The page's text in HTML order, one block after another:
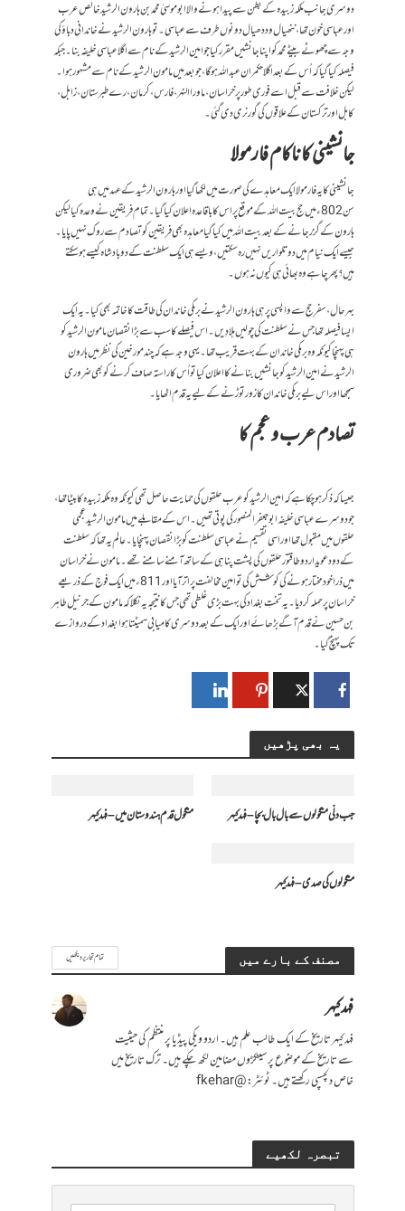
دوسری جانب ملکہ زبیدہ کے بطن سے پیدا ہونے والا ابو موسیٰ محمد بن ہارون الرشید خالص عرب
اور عباسی خون تھا، ننھیال و ددھیال دونوں طرف سے عباسی۔ تو ہارون الرشید نے خاندانی دباؤ کی
وجہ سے چھوٹے بیٹے محمد کو اپنا جانشیں مقرر کیا جو امین الرشید کے نام سے اگلا عباسی خلیفہ بنا۔ جبکہ
فیصلہ کیا گیا کہ اُس کے بعد اگلا حکمران عبد اللہ ہوگا، جو بعد میں مامون الرشید کے نام سے مشہور ہوا۔
لیکن خلافت سے قبل اسے فوری طور پر خراسان، ماورا النہر، فارس، کرمان، رے طبرستان، زابل،
کابل اور ترکستان کے علاقوں کی گورنری دی گئی۔
جانشینی کا ناکام فارمولا
جانشینی کا یہ فارمولا ایک معاہدے کی صورت میں لکھا گیا اور ہارون الرشید کے عہد میں ہی
سن 802ء میں حج بیت اللہ کے موقع پر اس کا باقاعدہ اعلان کیا گیا۔ تمام فریقین نے وعدہ کیا لیکن
ہارون کے گزر جانے کے بعد بیت اللہ میں کیا گیا معاہدہ بھی فریقین کو تصادم سے روک نہیں پایا۔
جیسے ایک نیام میں دو تلواریں نہیں رہ سکتیں، ویسے ہی ایک سلطنت کے دو بادشاہ کیسے ہو سکتے
ہیں؟ پھر چاہے وہ بھائی ہی کیوں نہ ہوں۔
بہرحال، سفرِ حج سے واپسی پر ہی ہارون الرشید نے برمکی خاندان کی طاقت کا خاتمہ بھی کیا۔ یہ ایک
ایسا فیصلہ تھا جس نے سلطنت کی چولیں ہلا دِیں۔ اس فیصلے کا سب سے بڑا نقصان مامون الرشید کو
ہی پہنچا کیونکہ وہ برمکی خاندان کے بہت قریب تھا۔ یہی وجہ ہے کہ چند مورخین کی نظر میں ہارون
الرشید نے امین الرشید کو جانشیں بنانے کا اعلان کیا تو اُس کا راستہ صاف کرنے کو بھی ضروری
سمجھا اور اس لیے برمکی خاندان کا زور توڑنے کے لیے یہ قدم اٹھایا۔
تصادم عرب و عجم کا
جیسا کہ ذکر ہو چکا ہے کہ امین الرشید کو عرب حلقوں کی حمایت حاصل تھی کیونکہ وہ ملکہ زبیدہ کا بیٹا تھا،
جو دوسرے عباسی خلیفہ ابو جعفر المنصور کی پوتی تھیں۔ اس کے مقابلے میں مامون الرشید عجمی
حلقوں میں مقبول تھا اور اسی تقسیم نے عباسی سلطنت کو بڑا نقصان پہنچایا۔ عالم یہ تھا کہ سلطنت
کے دو دعویدار دو طاقتور حلقوں کی پشت پناہی کے ساتھ آمنے سامنے تھے۔ مامون نے خراسان
میں ذرا خود مختار ہونے کی کوشش کی تو امین مخالفت پر اتر آیا اور 811ء میں ایک فوج کے ذریعے
خراسان پر حملہ کر دیا۔ یہ تختِ بغداد کی بہت بڑی غلطی تھی جس کا نتیجہ یہ نکلا کہ مامون کے جرنیل طاہر
بن حسین نے قدم آگے بڑھائے اور ایک کے بعد دوسری کامیابی سمیٹتا ہوا بغداد کے دروازے
تک پہنچ گیا۔
یہ بھی پڑھیں
جب دلّی منگولوں سے بال بال بچا – فہد کیہر منگول قدم ہندوستان میں – فہد کیہر
منگولوں کی صدی – فہد کیہر
مصنف کے بارے میں تمام تحاریر دیکھیں
فہد کیہر
فہد کیہر تاریخ کے ایک طالب علم ہیں۔ اردو ویکی پیڈیا پر منتظم کی حیثیت
سے تاریخ کے موضوع پر سینکڑوں مضامین لکھ چکے ہیں۔ ترک تاریخ میں
خاص دلچسپی رکھتے ہیں۔ ٹوئٹر: @fkehar
تبصرہ لکھیے